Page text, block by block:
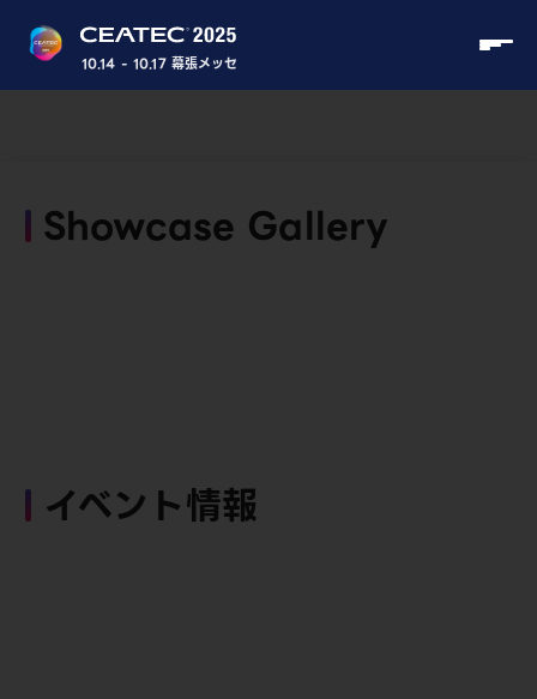
10.14 - 10.17 幕張メッセ
Showcase Gallery
イベント情報